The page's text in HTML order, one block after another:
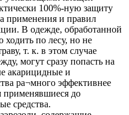
100%-ную защиту
применения и правил
В одежде, обработанной
по лесу, но не
т. к. в этом случае
могут сразу попасть на
акарицидные и
ра¬много эффективнее
до
средства.